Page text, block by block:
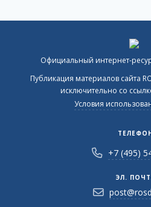
Официальный интернет-
Публикация материалов сайта
исключительно со
Условия
+7 (495)
ЭЛ.